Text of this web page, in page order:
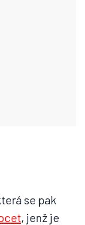
se pak
, jenž je